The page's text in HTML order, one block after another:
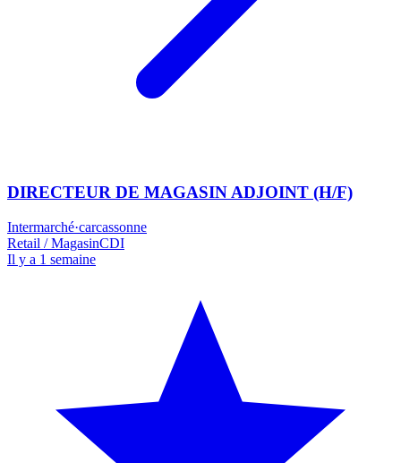
DIRECTEUR DE MAGASIN ADJOINT (H/F)
Intermarché·carcassonne
Retail / MagasinCDI
Il y a 1 semaine